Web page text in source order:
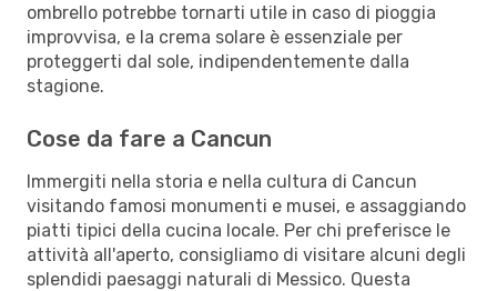
ombrello potrebbe tornarti utile in caso di pioggia
improvvisa, e la crema solare è essenziale per
proteggerti dal sole, indipendentemente dalla
stagione.
Cose da fare a Cancun
Immergiti nella storia e nella cultura di Cancun
visitando famosi monumenti e musei, e assaggiando
piatti tipici della cucina locale. Per chi preferisce le
attività all'aperto, consigliamo di visitare alcuni degli
splendidi paesaggi naturali di Messico. Questa